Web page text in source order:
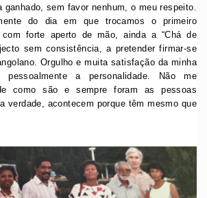
ganhado, sem favor nenhum, o meu respeito.
do dia em que trocamos o primeiro
com forte aperto de mão, ainda a “Chá de
sem consistência, a pretender firmar-se
Orgulho e muita satisfação da minha
pessoalmente a personalidade. Não me
como são e sempre foram as pessoas
verdade, acontecem porque têm mesmo que